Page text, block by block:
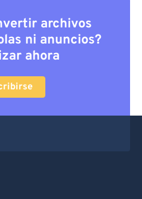
archivos
ni anuncios?
ahora